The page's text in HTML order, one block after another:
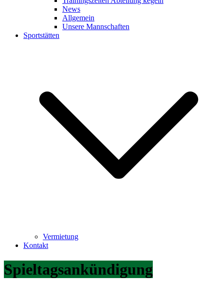
News
Allgemein
Unsere Mannschaften
Sportstätten
Vermietung
Kontakt
Spieltagsankündigung